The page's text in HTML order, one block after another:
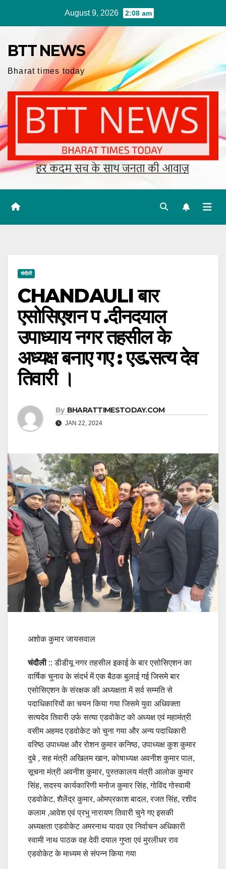
August 9, 2026 2:08 am
BTT NEWS
Bharat times today
चंदौली
CHANDAULI बार
एसोसिएशन प .दीनदयाल
उपाध्याय नगर तहसील के
अध्यक्ष बनाए गए : एड.सत्य देव
तिवारी ।
By BHARATTIMESTODAY.COM
JAN 22, 2024
अशोक कुमार जायसवाल
चंदौली:: डीडीयू नगर तहसील इकाई के बार एसोसिएशन का
वार्षिक चुनाव के संदर्भ में एक बैठक बुलाई गई जिसमे बार
एसोसिएशन के संरक्षक की अध्यक्षता में सर्व सम्मति से
पदाधिकारियों का चयन किया गया जिसमे युवा अधिवक्ता
सत्यदेव तिवारी उर्फ सत्या एडवोकेट को अध्यक्ष एवं महामंत्री
वसीम अहमद एडवोकेट को चुना गया और अन्य पदाधिकारी
वरिष्ठ उपाध्यक्ष और रोशन कुमार कनिष्ठ, उपाध्यक्ष कुश कुमार
दुबे , सह मंत्री अखिलम खान, कोषाध्यक्ष अवनीश कुमार पाल,
सूचना मंत्री अवनीश कुमार, पुस्तकालय मंत्री आलोक कुमार
सिंह, सदस्य कार्यकारिणी मनोज कुमार सिंह, गोविंद गोस्वामी
एडवोकेट, शैलेंद्र कुमार, ओमप्रकाश बादल, रजत सिंह, रशीद
कलाम ,आवेश एवं प्रभु नारायण तिवारी चुने गए इसकी
अध्यक्षता एडवोकेट अमरनाथ यादव एव निर्वाचन अधिकारी
स्वामी नाथ पाठक वह देवी दयाल गुप्ता एवं मुरलीधर राव
एडवोकेट के माध्यम से संपन्न किया गया